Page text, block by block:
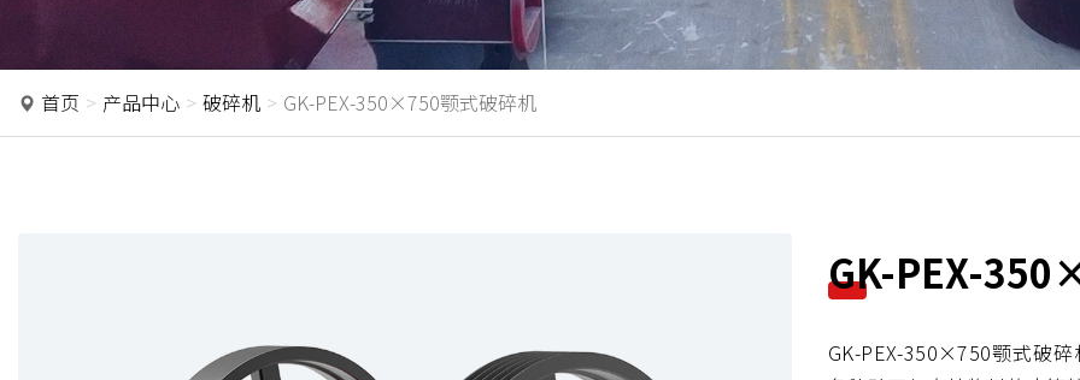
首页 产品中心 破碎机 GK-PEX-350×750颚式破碎机
GK-PEX-
GK-PEX-350×750颚式破